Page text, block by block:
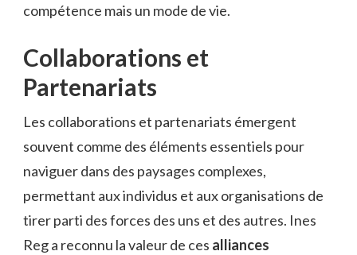
compétence mais un mode de vie.
Collaborations et
Partenariats
Les collaborations et partenariats émergent
souvent comme des éléments essentiels pour
naviguer dans des paysages complexes,
permettant aux individus et aux organisations de
tirer parti des forces des uns et des autres. Ines
Reg a reconnu la valeur de ces alliances